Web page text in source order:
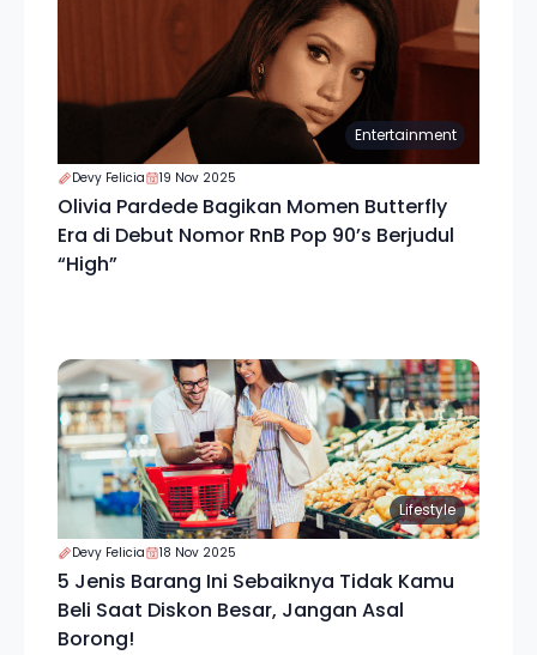
Entertainment
Devy Felicia 19 Nov 2025
Olivia Pardede Bagikan Momen Butterfly
Era di Debut Nomor RnB Pop 90’s Berjudul
“High”
Lifestyle
Devy Felicia 18 Nov 2025
5 Jenis Barang Ini Sebaiknya Tidak Kamu
Beli Saat Diskon Besar, Jangan Asal
Borong!